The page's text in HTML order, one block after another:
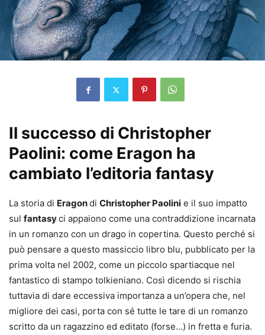
Il successo di Christopher
Paolini: come Eragon ha
cambiato l’editoria fantasy
La storia di Eragondi Christopher Paolini e il suo impatto
sul fantasyci appaiono come una contraddizione incarnata
in un romanzo con un drago in copertina. Questo perché si
può pensare a questo massiccio libro blu, pubblicato per la
prima volta nel 2002, come un piccolo spartiacque nel
fantastico di stampo tolkieniano. Così dicendo si rischia
tuttavia di dare eccessiva importanza a un’opera che, nel
migliore dei casi, porta con sé tutte le tare di un romanzo
scritto da un ragazzino ed editato (forse…) in fretta e furia.